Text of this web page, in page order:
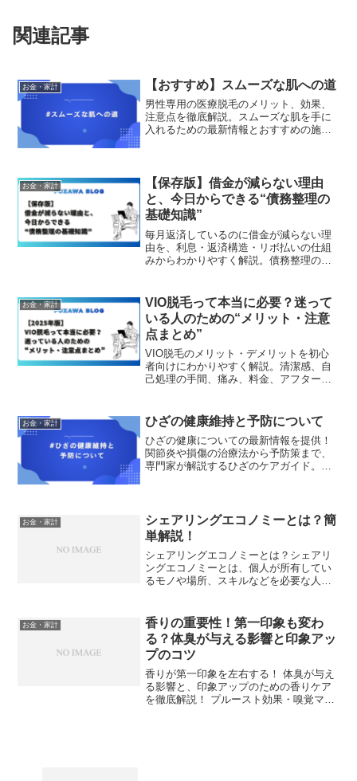
関連記事
お金・家計 【おすすめ】スムーズな肌への道
男性専用の医療脱毛のメリット、効果、
注意点を徹底解説。スムーズな肌を手に
入れるための最新情報とおすすめの施術
お金・家計
【保存版】借金が減らない理由
と、今日からできる“債務整理の
基礎知識”
毎月返済しているのに借金が減らない理
由を、利息・返済構造・リボ払いの仕組
みからわかりやすく解説。債務整理の基
お金・家計
VIO脱毛って本当に必要？迷って
いる人のための“メリット・注意
点まとめ”
VIO脱毛のメリット・デメリットを初心
者向けにわかりやすく解説。清潔感、自
己処理の手間、痛み、料金、アフターケ
お金・家計 ひざの健康維持と予防について
ひざの健康についての最新情報を提供！
関節炎や損傷の治療法から予防策まで、
専門家が解説するひざのケアガイド。日
お金・家計
シェアリングエコノミーとは？簡
単解説！
シェアリングエコノミーとは？シェアリ
ングエコノミーとは、個人が所有してい
るモノや場所、スキルなどを必要な人に
体的なサービスで言えば、所有している
物件の部屋を宿泊したい人...
お金・家計
香りの重要性！第一印象も変わ
る？体臭が与える影響と印象アッ
プのコツ
香りが第一印象を左右する！ 体臭が与え
る影響と、印象アップのための香りケア
を徹底解説！ プルースト効果・嗅覚マー